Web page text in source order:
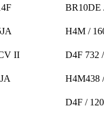
BR10DE
H4M /
II D4F 732
H4M438
D4F /